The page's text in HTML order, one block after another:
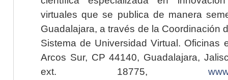
virtuales que se publica de manera
Guadalajara, a través de la Coordinación
Sistema de Universidad Virtual. Oficinas
Arcos Sur, CP 44140, Guadalajara,
ext. 18775,